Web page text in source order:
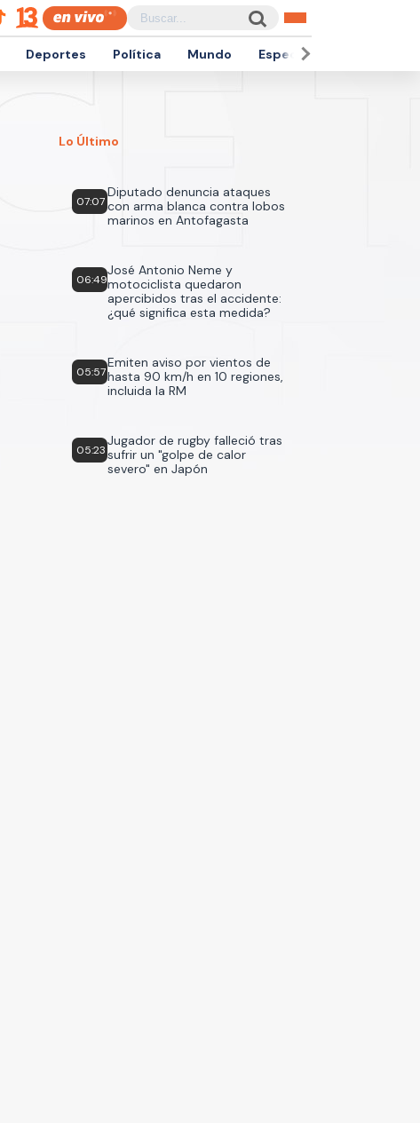
Deportes Política Mundo Espectáculos
Lo Último
07:07
Diputado denuncia ataques
con arma blanca contra lobos
marinos en Antofagasta
06:49
José Antonio Neme y
motociclista quedaron
apercibidos tras el accidente:
¿qué significa esta medida?
05:57
Emiten aviso por vientos de
hasta 90 km/h en 10 regiones,
incluida la RM
05:23
Jugador de rugby falleció tras
sufrir un "golpe de calor
severo" en Japón